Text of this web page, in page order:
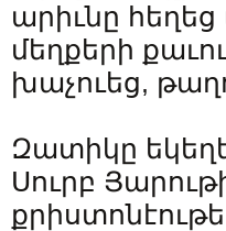
արիւնը
մեղքերի
խաչուեց,
Զատիկը
Սուրբ